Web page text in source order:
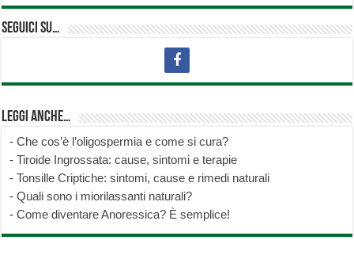
Seguici su…
Leggi anche…
-Che cos’è l’oligospermia e come si cura?
-Tiroide Ingrossata: cause, sintomi e terapie
-Tonsille Criptiche: sintomi, cause e rimedi naturali
-Quali sono i miorilassanti naturali?
-Come diventare Anoressica? È semplice!